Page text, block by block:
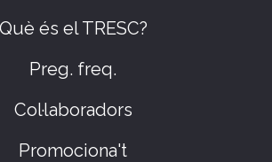
Què és el TRESC?
Preg. freq.
Col·laboradors
Promociona't